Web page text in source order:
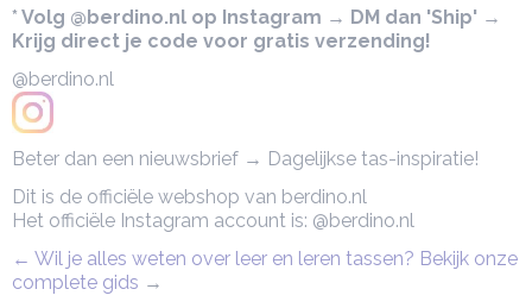
* Volg @berdino.nl op Instagram → DM dan 'Ship' →
Krijg direct je code voor gratis verzending!
@berdino.nl
Beter dan een nieuwsbrief → Dagelijkse tas-inspiratie!
Dit is de officiële webshop van berdino.nl
Het officiële Instagram account is: @berdino.nl
← Wil je alles weten over leer en leren tassen? Bekijk onze
complete gids →